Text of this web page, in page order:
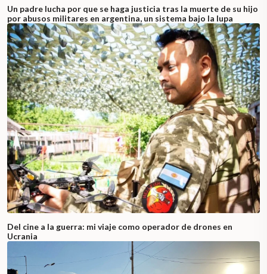
Un padre lucha por que se haga justicia tras la muerte de su hijo
por abusos militares en argentina, un sistema bajo la lupa
Del cine a la guerra: mi viaje como operador de drones en
Ucrania